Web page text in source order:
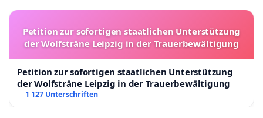
Petition zur sofortigen staatlichen Unterstützung
der Wolfsträne Leipzig in der Trauerbewältigung
Petition zur sofortigen staatlichen Unterstützung
der Wolfsträne Leipzig in der Trauerbewältigung
1 127 Unterschriften